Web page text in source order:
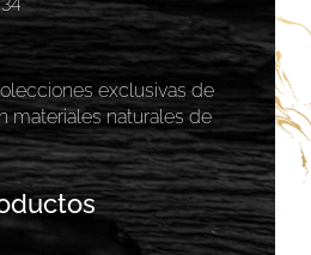
exclusivas de
materiales naturales de